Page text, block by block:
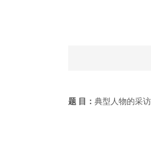
题 目： 典型人物的采